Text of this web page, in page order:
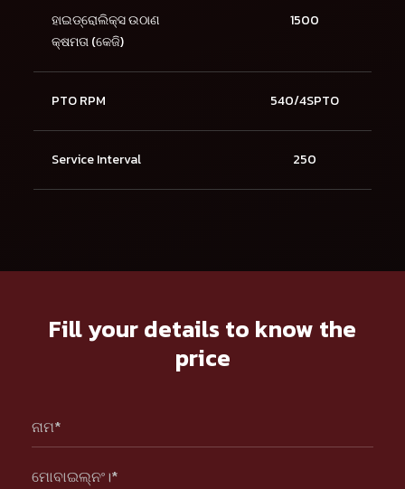
ହାଇଡ୍ରୋଲିକ୍ସ ଉଠାଣ
କ୍ଷମତା (କେଜି)
1500
PTO RPM 540/4SPTO
Service Interval 250
Fill your details to know the
price
ନାମ*
ମୋବାଇଲ୍ନଂ।*